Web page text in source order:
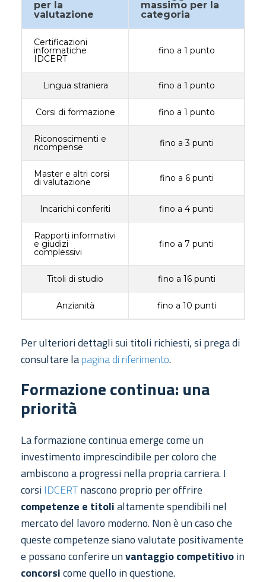
per la
valutazione
massimo per la
categoria
Certificazioni
informatiche
IDCERT
fino a 1 punto
Lingua straniera fino a 1 punto
Corsi di formazione fino a 1 punto
Riconoscimenti e
ricompense fino a 3 punti
Master e altri corsi
di valutazione fino a 6 punti
Incarichi conferiti fino a 4 punti
Rapporti informativi
e giudizi
complessivi
fino a 7 punti
Titoli di studio fino a 16 punti
Anzianità fino a 10 punti
Per ulteriori dettagli sui titoli richiesti, si prega di
consultare lapagina di riferimento.
Formazione continua: una
priorità
La formazione continua emerge come un
investimento imprescindibile per coloro che
ambiscono a progressi nella propria carriera. I
corsiIDCERTnascono proprio per offrire
competenze e titolialtamente spendibili nel
mercato del lavoro moderno. Non è un caso che
queste competenze siano valutate positivamente
e possano conferire unvantaggio competitivoin
concorsicome quello in questione.